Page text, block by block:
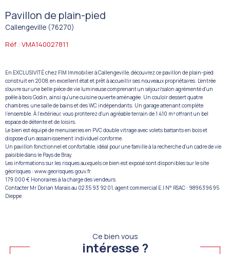
Pavillon de plain-pied
Callengeville (76270)
Réf : VMA140027811
En EXCLUSIVITÉ chez FIM Immobilier à Callengeville, découvrez ce pavillon de plain-pied
construit en 2008, en excellent état et prêt à accueillir ses nouveaux propriétaires. L'entrée
s'ouvre sur une belle pièce de vie lumineuse comprenant un séjour/salon agrémenté d'un
poêle à bois Godin, ainsi qu'une cuisine ouverte aménagée. Un couloir dessert quatre
chambres, une salle de bains et des WC indépendants. Un garage attenant complète
l'ensemble. À l'extérieur, vous profiterez d'un agréable terrain de 1 410 m² offrant un bel
espace de détente et de loisirs.
Le bien est équipé de menuiseries en PVC double vitrage avec volets battants en bois et
dispose d'un assainissement individuel conforme.
Un pavillon fonctionnel et confortable, idéal pour une famille à la recherche d'un cadre de vie
paisible dans le Pays de Bray.
Les informations sur les risques auxquels ce bien est exposé sont disponibles sur le site
géorisques : www.georisques.gouv.fr
179 000 € Honoraires à la charge des vendeurs
Contacter Mr Dorian Marais au 02 35 93 92 01, agent commercial E.I N° RSAC : 989639695
Dieppe
Ce bien vous
intéresse ?